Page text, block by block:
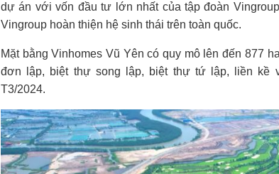
dự án với vốn đầu tư lớn nhất của tập đoàn
Vingroup hoàn thiện hệ sinh thái trên toàn quốc.
Mặt bằng Vinhomes Vũ Yên có quy mô lên đến 877
đơn lập, biệt thự song lập, biệt thự tứ lập, liền kề
T3/2024.